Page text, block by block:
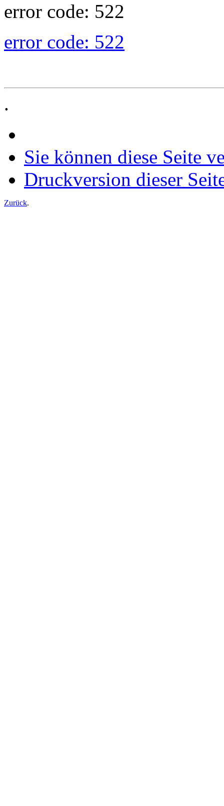
error code: 522
error code: 522
.
Sie können diese Seite
Druckversion dieser
Zurück.